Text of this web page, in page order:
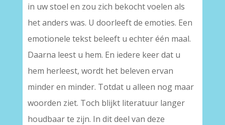
in uw stoel en zou zich bekocht voelen als
het anders was. U doorleeft de emoties. Een
emotionele tekst beleeft u echter één maal.
Daarna leest u hem. En iedere keer dat u
hem herleest, wordt het beleven ervan
minder en minder. Totdat u alleen nog maar
woorden ziet. Toch blijkt literatuur langer
houdbaar te zijn. In dit deel van deze